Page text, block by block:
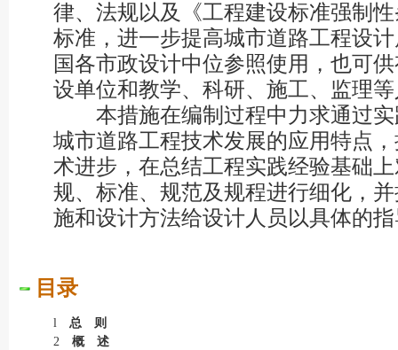
律、法规以及《工程建设标准强制
标准，进一步提高城市道路工程设
国各市政设计中位参照使用，也可
设单位和教学、科研、施工、监理
本措施在编制过程中力求通过实
城市道路工程技术发展的应用特点
术进步，在总结工程实践经验基础
规、标准、规范及规程进行细化，
施和设计方法给设计人员以具体的
目录
l 总 则
2 概 述